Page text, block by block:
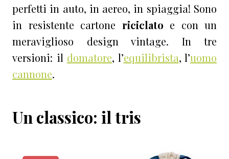
perfetti in auto, in aereo, in spiaggia! Sono
in resistente cartone riciclato e con un
meraviglioso design vintage. In tre
versioni: il domatore, l’equilibrista, l’uomo
cannone.
Un classico: il tris